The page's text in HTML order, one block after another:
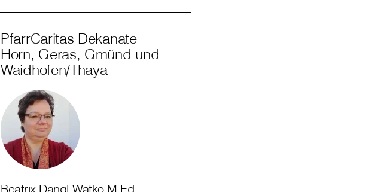
PfarrCaritas Dekanate
Horn, Geras, Gmünd und
Waidhofen/Thaya
Beatrix Dangl-Watko M.Ed.